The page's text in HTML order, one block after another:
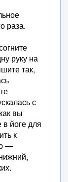
раза.
руку на
так,
с
вы
йоге для
к
—